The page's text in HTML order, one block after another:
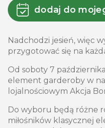
dodaj do
Nadchodzi jesień, więc
przygotować się na
Od soboty 7
element garderoby w
lojalnościowym Akcja
Do wyboru będą różne
miłośników klasycznej